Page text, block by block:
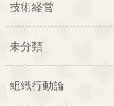
技術経営
未分類
組織行動論